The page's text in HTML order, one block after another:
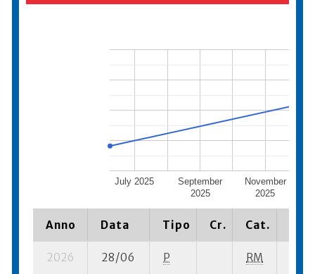
July 2025
September
2025
November
2025
Anno Data Tipo Cr. Cat.
2026 28/06 P RM